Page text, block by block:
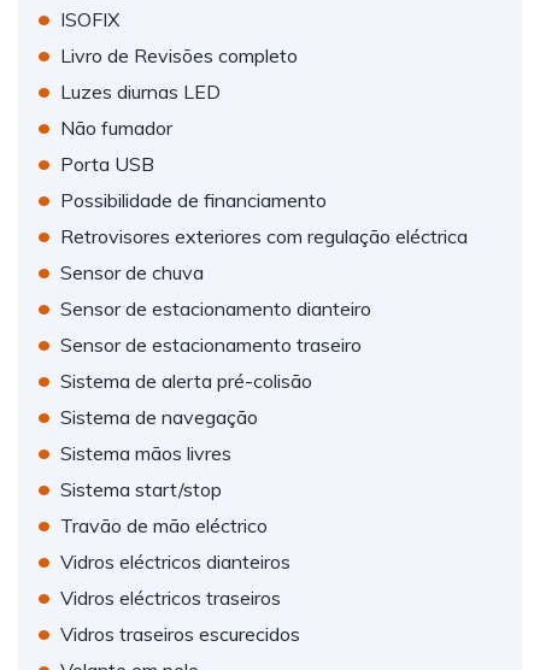
• ISOFIX
• Livro de Revisões completo
• Luzes diurnas LED
• Não fumador
• Porta USB
• Possibilidade de financiamento
• Retrovisores exteriores com regulação eléctrica
• Sensor de chuva
• Sensor de estacionamento dianteiro
• Sensor de estacionamento traseiro
• Sistema de alerta pré-colisão
• Sistema de navegação
• Sistema mãos livres
• Sistema start/stop
• Travão de mão eléctrico
• Vidros eléctricos dianteiros
• Vidros eléctricos traseiros
• Vidros traseiros escurecidos